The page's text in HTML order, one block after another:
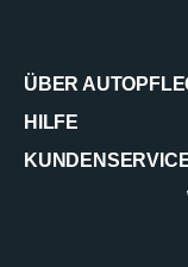
ÜBER
HILFE